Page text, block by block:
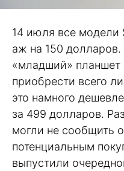
14 июля все модели
аж на 150
«младший»
приобрести всего
это намного
за 499 долларов.
могли не сообщить
потенциальным
выпустили